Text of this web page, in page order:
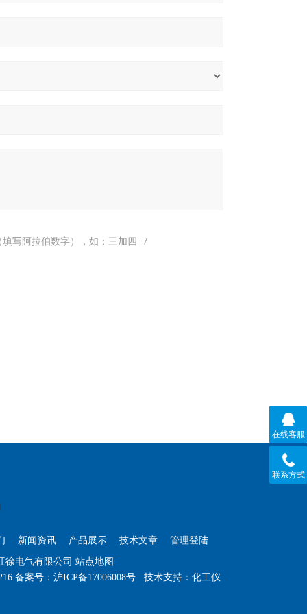
写阿拉伯数字），如：三加四=7
新闻资讯 产品展示 技术文章 管理登陆
徐电气有限公司 站点地图
备案号： 沪ICP备17006008号 技术支持： 化工仪
在线客服
联系方式